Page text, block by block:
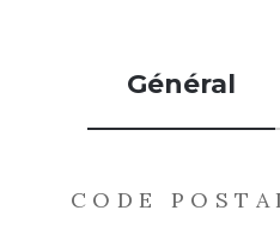
Général
CODE